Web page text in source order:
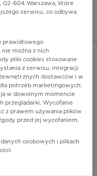
lider
02-604 Warszawa, które
serwisu, co odbywa
prawidłowego
można z nich
pliki cookies stosowane
z serwisu, integracji
dostawców i w
potrzeb marketingowych.
w dowolnym momencie
przeglądarki. Wycofanie
z prawem używania plików
przed jej wycofaniem.
osobowych i plikach
.